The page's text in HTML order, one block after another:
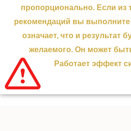
пропорционально. Если из
рекомендаций вы выполните
означает, что и результат
желаемого. Он может
Работает эффект